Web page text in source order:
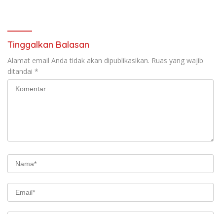
Tinggalkan Balasan
Alamat email Anda tidak akan dipublikasikan. Ruas yang wajib
ditandai *